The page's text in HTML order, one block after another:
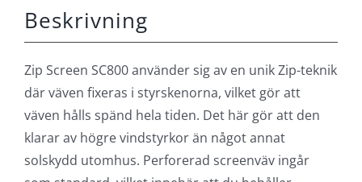
Specifikationer
Bredd
Max 500 cm
ManövreringMotor